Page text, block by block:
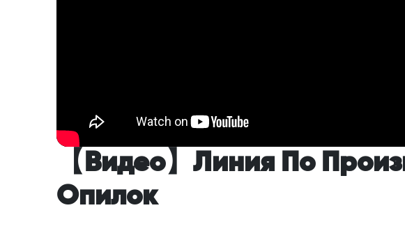
【Видео】Линия По
Опилок